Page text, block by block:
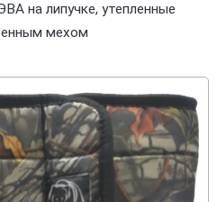
на липучке, утепленные
мехом